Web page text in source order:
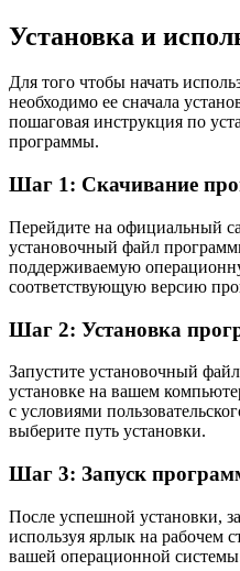
Установка и
Для того чтобы начать
необходимо ее сначала
пошаговая инструкция по
программы.
Шаг 1: Скачивание
Перейдите на официальный
установочный файл
поддерживаемую
соответствующую версию
Шаг 2: Установка
Запустите установочный
установке на вашем
с условиями
выберите путь установки.
Шаг 3: Запуск
После успешной установки,
используя ярлык на рабочем
вашей операционной